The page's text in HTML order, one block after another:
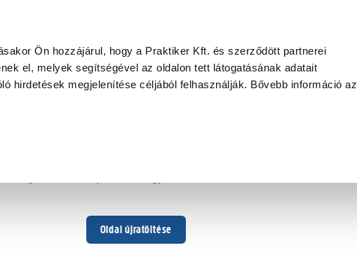
Ön hozzájárul, hogy a Praktiker Kft. és szerződött partnerei
el, melyek segítségével az oldalon tett látogatásának adatait
hirdetések megjelenítése céljából felhasználják. Bővebb információ az
Oldal újratöltése